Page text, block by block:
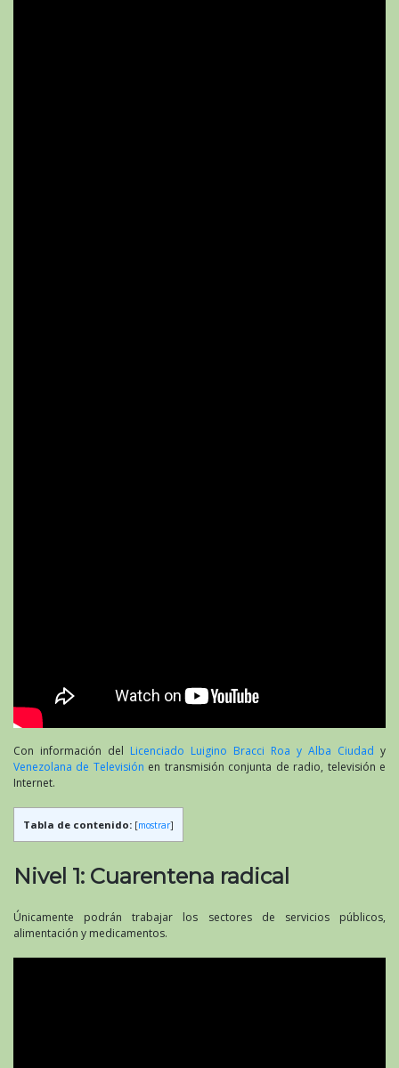
Con información del Licenciado Luigino Bracci Roa y Alba Ciudad y
Venezolana de Televisión en transmisión conjunta de radio, televisión e
Internet.
Tabla de contenido: [mostrar]
Nivel 1: Cuarentena radical
Únicamente podrán trabajar los sectores de servicios públicos,
alimentación y medicamentos.